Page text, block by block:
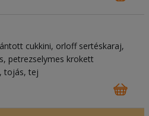
cukkini, orloff sertéskaraj,
petrezselymes krokett
tojás, tej